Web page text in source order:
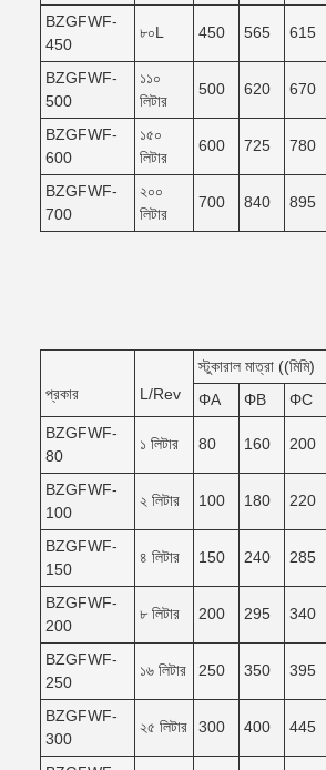
BZGFWF-
450
৮০L 450 565 615
BZGFWF-
500
১১০
লিটার
500 620 670
BZGFWF-
600
১৫০
লিটার
600 725 780
BZGFWF-
700
২০০
লিটার
700 840 895
প্রকার L/Rev
স্টুকারাল মাত্রা ((মিমি)
ΦA
ΦB ΦC
BZGFWF-
80
১ লিটার 80 160 200
BZGFWF-
100
২ লিটার 100 180 220
BZGFWF-
150
৪ লিটার 150 240 285
BZGFWF-
200
৮ লিটার 200 295 340
BZGFWF-
250
১৬ লিটার 250 350 395
BZGFWF-
300
২৫ লিটার 300 400 445